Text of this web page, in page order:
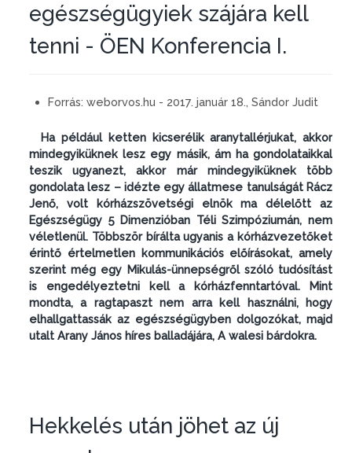
egészségügyiek szájára kell
tenni - ÖEN Konferencia I.
Forrás: weborvos.hu - 2017. január 18., Sándor Judit
Ha például ketten kicserélik aranytallérjukat, akkor
mindegyiküknek lesz egy másik, ám ha gondolataikkal
teszik ugyanezt, akkor már mindegyiküknek több
gondolata lesz – idézte egy állatmese tanulságát Rácz
Jenő, volt kórházszövetségi elnök ma délelőtt az
Egészségügy 5 Dimenzióban Téli Szimpóziumán, nem
véletlenül. Többször bírálta ugyanis a kórházvezetőket
érintő értelmetlen kommunikációs előírásokat, amely
szerint még egy Mikulás-ünnepségről szóló tudósítást
is engedélyeztetni kell a kórházfenntartóval. Mint
mondta, a ragtapaszt nem arra kell használni, hogy
elhallgattassák az egészségügyben dolgozókat, majd
utalt Arany János híres balladájára, A walesi bárdokra.
Hekkelés után jöhet az új